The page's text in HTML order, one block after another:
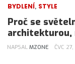
BYDLENÍ, STYLE
Proč se
architekturou,
NAPSAL MZONE ČVC